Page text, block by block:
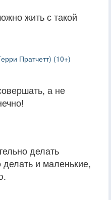
жить с такой
Пратчетт) (10+)
а не
делать
и маленькие,